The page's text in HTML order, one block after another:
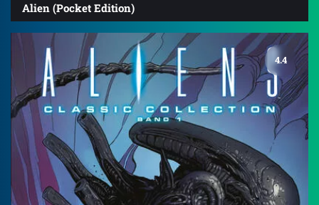
Alien (Pocket Edition)
4.4